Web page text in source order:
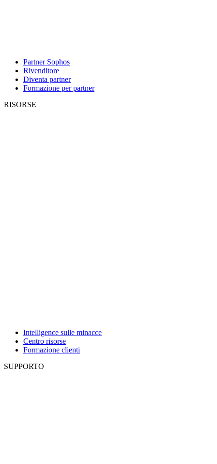
Partner Sophos
Rivenditore
Diventa partner
Formazione per partner
RISORSE
Intelligence sulle minacce
Centro risorse
Formazione clienti
SUPPORTO